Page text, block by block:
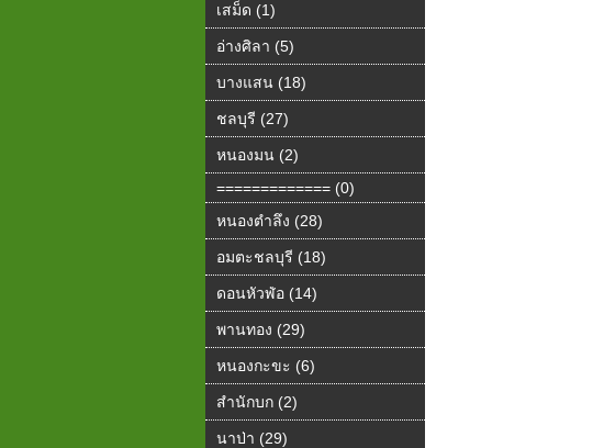
เสม็ด (1)
อ่างศิลา (5)
บางแสน (18)
ชลบุรี (27)
หนองมน (2)
============= (0)
หนองตำลึง (28)
อมตะชลบุรี (18)
ดอนหัวฬ่อ (14)
พานทอง (29)
หนองกะขะ (6)
สำนักบก (2)
นาป่า (29)